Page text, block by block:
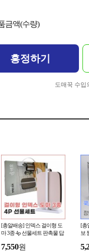
금액(수량)
흥정하기
도매꾹 수입
[총알배송] 인덱스 걸이형 도
마 3종 4p 선물세트 판촉물 답
품
7,550원
[총
보
행